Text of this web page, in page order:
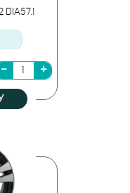
DIA57.1